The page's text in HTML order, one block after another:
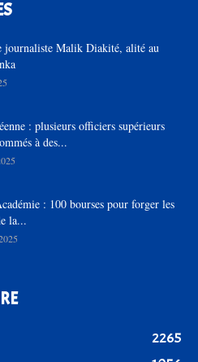
journaliste Malik Diakité, alité au
: plusieurs officiers supérieurs
à des...
: 100 bourses pour forger les
la...
2265